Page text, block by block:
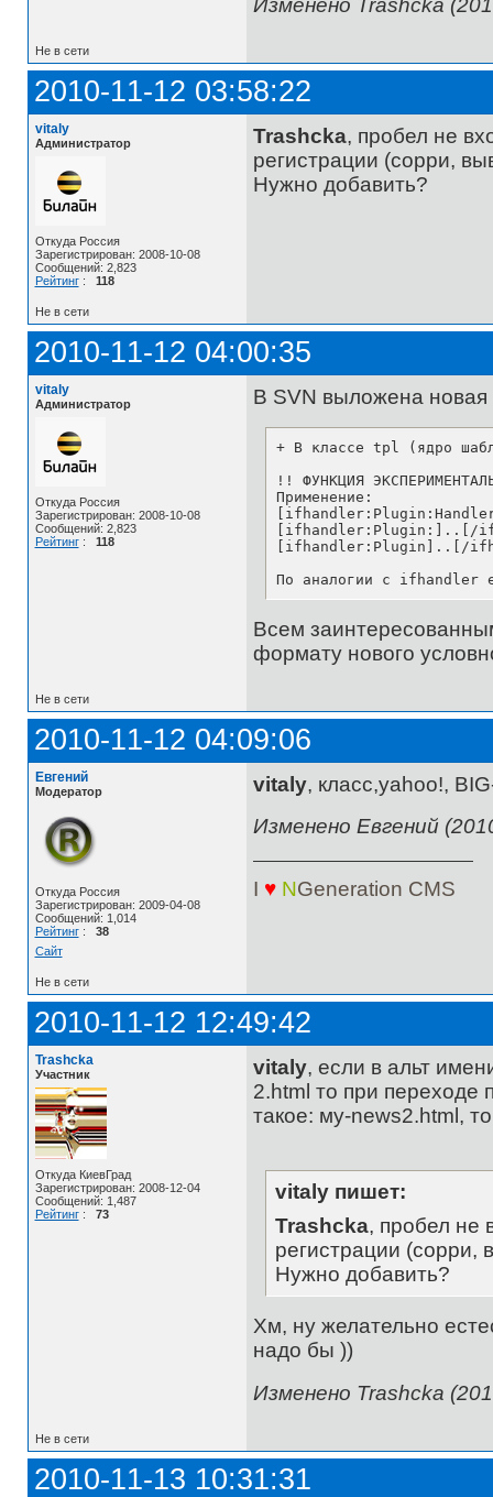
Изменено Trashcka
Не в сети
2010-11-12 03:58:22
vitaly
Администратор
Откуда Россия
Зарегистрирован: 2008-10-08
Сообщений: 2,823
Рейтинг: 118
Trashcka, пробел не
регистрации (сорри,
Нужно добавить?
Не в сети
2010-11-12 04:00:35
vitaly
Администратор
Откуда Россия
Зарегистрирован: 2008-10-08
Сообщений: 2,823
Рейтинг: 118
В SVN выложена новая
+ В классе tpl (ядро
!! ФУНКЦИЯ
Применение:
[ifhandler:Plugin:]..[/
[ifhandler:Plugin]..[/
По аналогии с ifhandler
Всем
формату нового
Не в сети
2010-11-12 04:09:06
Евгений
Модератор
Откуда Россия
Зарегистрирован: 2009-04-08
Сообщений: 1,014
Рейтинг: 38
Сайт
vitaly, класс,yahoo!,
Изменено Евгений
I ♥ NGeneration CMS
Не в сети
2010-11-12 12:49:42
Trashcka
Участник
Откуда КиевГрад
Зарегистрирован: 2008-12-04
Сообщений: 1,487
Рейтинг: 73
vitaly, если в альт
2.html то при переходе
такое: мy-news2.html, то
vitaly пишет:
Trashcka, пробел не
регистрации (сорри,
Нужно добавить?
Хм, ну желательно
надо бы ))
Изменено Trashcka
Не в сети
2010-11-13 10:31:31